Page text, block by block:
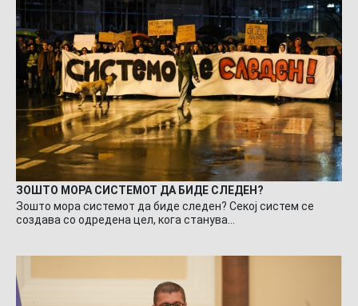
ЗОШТО МОРА СИСТЕМОТ ДА БИДЕ СЛЕДЕН?
Зошто мора системот да биде следен? Секој систем се
создава со одредена цел, кога станува…